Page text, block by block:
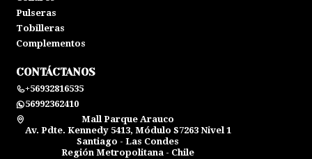
Pulseras
Tobilleras
Complementos
CONTÁCTANOS
+56932816535
56992362410
Mall Parque Arauco
Av. Pdte. Kennedy 5413, Módulo S7263 Nivel 1
Santiago - Las Condes
Región Metropolitana - Chile